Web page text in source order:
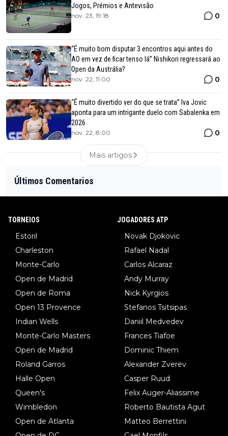
Jogos, Prémios e Antevisão
nov. 23, 19:18 0
“É muito bom disputar 3 encontros aqui antes do
AO em vez de ficar tenso lá” Nishikori regressará ao
Open da Austrália?
nov. 22, 11:00 0
“É muito divertido ver do que se trata” Iva Jovic
aponta para um intrigante duelo com Sabalenka em
2026
nov. 22, 8:00 0
Mais artigos
Últimos Comentarios
TORNEIOS
Estoril
Charleston
Monte-Carlo
Open de Madrid
Open de Roma
Open 13 Provence
Indian Wells
Monte-Carlo Masters
Open de Madrid
Roland Garros
Halle Open
Queen's
Wimbledon
Open de Atlanta
JOGADORES ATP
Novak Djokovic
Rafael Nadal
Carlos Alcaraz
Andy Murray
Nick Kyrgios
Stefanos Tsitsipas
Daniil Medvedev
Frances Tiafoe
Dominic Thiem
Alexander Zverev
Casper Ruud
Felix Auger-Aliassime
Roberto Bautista Agut
Matteo Berrettini